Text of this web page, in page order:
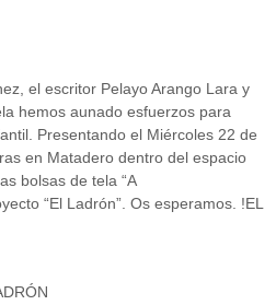
el escritor Pelayo Arango Lara y
hemos aunado esfuerzos para
Presentando el Miércoles 22 de
en Matadero dentro del espacio
bolsas de tela “A
“El Ladrón”. Os esperamos. !EL